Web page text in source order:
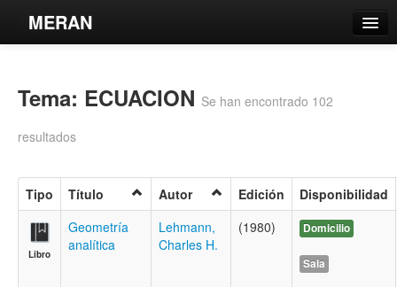
MERAN
Búsqueda Avanzada
Contacto
Iniciar sesión
Tema: ECUACION Se han encontrado 102
resultados
Tipo Título Autor Edición Disponibilidad
Libro
Geometría
analítica
Lehmann,
Charles H.
(1980) Domicilio
Sala